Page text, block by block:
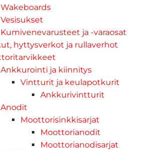
Wakeboards
Vesisukset
Kumivenevarusteet ja -varaosat
hyttysverkot ja rullaverhot
Ankkurointi ja kiinnitys
Vintturit ja keulapotkurit
Ankkurivintturit
Anodit
Moottorisinkkisarjat
Moottorianodit
Moottorianodisarjat